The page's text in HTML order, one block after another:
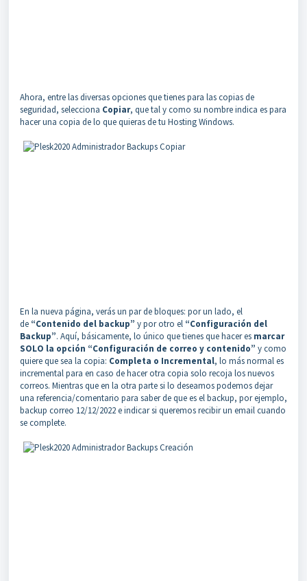
Ahora, entre las diversas opciones que tienes para las copias de
seguridad, selecciona Copiar, que tal y como su nombre indica es para
hacer una copia de lo que quieras de tu Hosting Windows.
En la nueva página, verás un par de bloques: por un lado, el
de “Contenido del backup” y por otro el “Configuración del
Backup”. Aquí, básicamente, lo único que tienes que hacer es marcar
SOLO la opción “Configuración de correo y contenido” y como
quiere que sea la copia: Completa o Incremental, lo más normal es
incremental para en caso de hacer otra copia solo recoja los nuevos
correos. Mientras que en la otra parte si lo deseamos podemos dejar
una referencia/comentario para saber de que es el backup, por ejemplo,
backup correo 12/12/2022 e indicar si queremos recibir un email cuando
se complete.